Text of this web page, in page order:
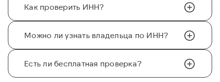
Как проверить ИНН?
Можно ли узнать владельца по ИНН?
Есть ли бесплатная проверка?